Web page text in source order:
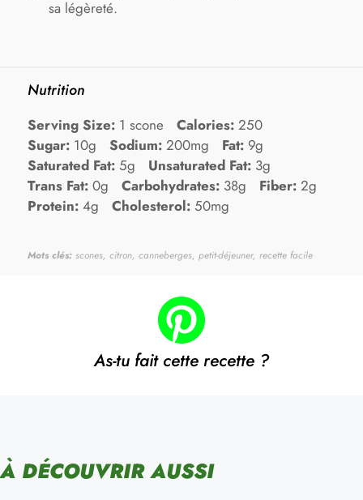
sa légèreté.
Nutrition
Serving Size: 1 scone Calories: 250
Sugar: 10g Sodium: 200mg Fat: 9g
Saturated Fat: 5g Unsaturated Fat: 3g
Trans Fat: 0g Carbohydrates: 38g Fiber: 2g
Protein: 4g Cholesterol: 50mg
Mots clés: scones, citron, canneberges, petit-déjeuner, recette facile
As-tu fait cette recette ?
À DÉCOUVRIR AUSSI